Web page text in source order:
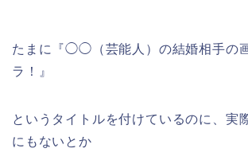
たまに『◯◯（芸能人）の結婚相手の
ラ！』
というタイトルを付けているのに、実
にもないとか